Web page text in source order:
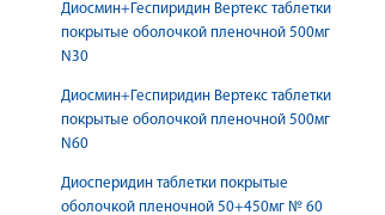
Диосмин+Геспиридин Вертекс таблетки
покрытые оболочкой пленочной 500мг
N30
Диосмин+Геспиридин Вертекс таблетки
покрытые оболочкой пленочной 500мг
N60
Диосперидин таблетки покрытые
оболочкой пленочной 50+450мг № 60